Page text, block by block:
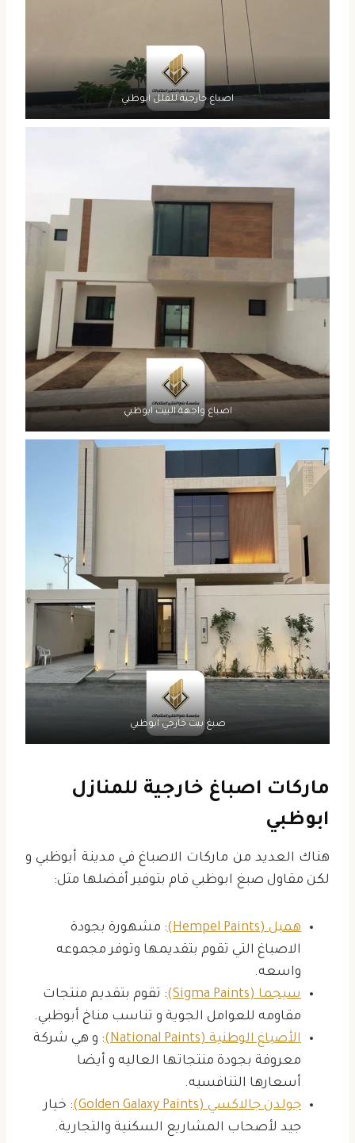
اصباغ خارجية للفلل ابوظبي
اصباغ واجهة البيت ابوظبي
صبغ بيت خارجي ابوظبي
ماركات اصباغ خارجية للمنازل
ابوظبي
هناك العديد من ماركات الاصباغ في مدينة أبوظبي و
لكن مقاول صبغ ابوظبي قام بتوفير أفضلها مثل:
همبل (Hempel Paints)
: مشهورة بجودة
الاصباغ التي تقوم بتقديمها وتوفر مجموعه
واسعه.
سيجما (Sigma Paints)
: تقوم بتقديم منتجات
مقاومه للعوامل الجوية و تناسب مناخ أبوظبي.
الأصباغ الوطنية (National Paints)
: و هي شركة
معروفة بجودة منتجاتها العاليه و أيضا
أسعارها التنافسيه.
جولدن جالاكسي (Golden Galaxy Paints)
: خيار
جيد لأصحاب المشاريع السكنية والتجارية.